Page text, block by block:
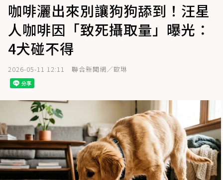
咖啡灑出來別讓狗狗舔到！汪星
人咖啡因「致死攝取量」曝光：
4犬碰不得
2026-05-11 12:11 聯合新聞網／歐琳